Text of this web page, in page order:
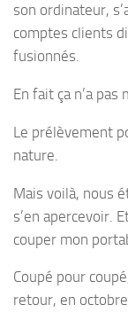
son ordinateur,
comptes clients
fusionnés.
En fait ça n’a pas
Le prélèvement
nature.
Mais voilà, nous
s’en apercevoir.
couper mon
Coupé pour
retour, en